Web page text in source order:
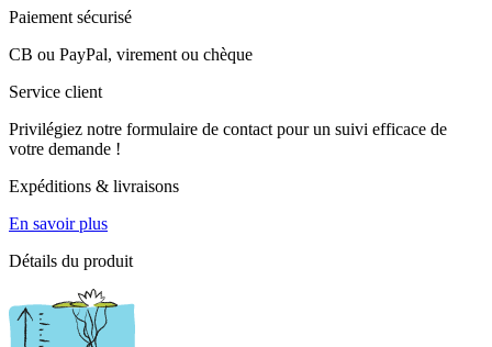
Paiement sécurisé
CB ou PayPal, virement ou chèque
Service client
Privilégiez notre formulaire de contact pour un suivi efficace de
votre demande !
Expéditions & livraisons
En savoir plus
Détails du produit